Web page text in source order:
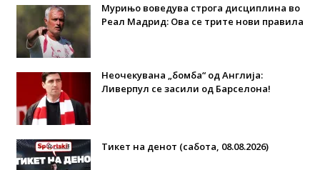
Мурињо воведува строга дисциплина во
Реал Мадрид: Ова се трите нови правила
Неочекувана „бомба“ од Англија:
Ливерпул се засили од Барселона!
Тикет на денот (сабота, 08.08.2026)